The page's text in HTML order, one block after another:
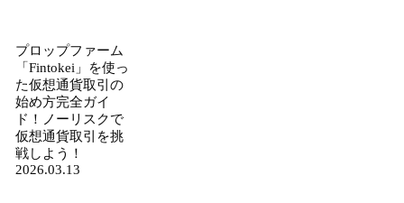
プロップファーム
「Fintokei」を使っ
た仮想通貨取引の
始め方完全ガイ
ド！ノーリスクで
仮想通貨取引を挑
戦しよう！
2026.03.13